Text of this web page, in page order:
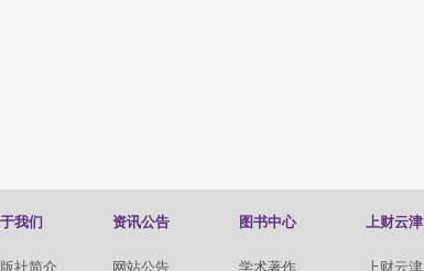
我们
社简介
资讯公告
网站公告
图书中心
学术著作
上财云津
上财云津